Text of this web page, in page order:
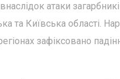
атаки
та Київська області.
зафіксовано